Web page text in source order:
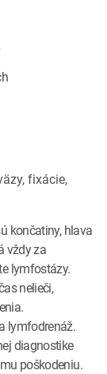
fixácie,
končatiny, hlava
vždy za
lymfostázy.
nelieči,
lymfodrenáž.
diagnostike
poškodeniu.